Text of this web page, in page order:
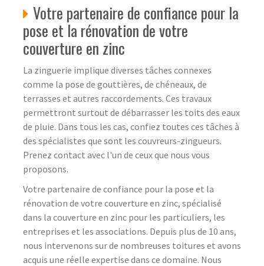
Votre partenaire de confiance pour la
pose et la rénovation de votre
couverture en zinc
La zinguerie implique diverses tâches connexes
comme la pose de gouttières, de chéneaux, de
terrasses et autres raccordements. Ces travaux
permettront surtout de débarrasser les toits des eaux
de pluie. Dans tous les cas, confiez toutes ces tâches à
des spécialistes que sont les couvreurs-zingueurs.
Prenez contact avec l'un de ceux que nous vous
proposons.
Votre partenaire de confiance pour la pose et la
rénovation de votre couverture en zinc, spécialisé
dans la couverture en zinc pour les particuliers, les
entreprises et les associations. Depuis plus de 10 ans,
nous intervenons sur de nombreuses toitures et avons
acquis une réelle expertise dans ce domaine. Nous